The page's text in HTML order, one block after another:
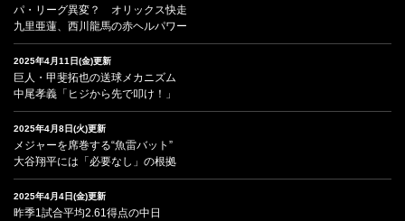
パ・リーグ異変？ オリックス快走
九里亜蓮、西川龍馬の赤ヘルパワー
2025年4月11日(金)更新
巨人・甲斐拓也の送球メカニズム
中尾孝義「ヒジから先で叩け！」
2025年4月8日(火)更新
メジャーを席巻する“魚雷バット”
大谷翔平には「必要なし」の根拠
2025年4月4日(金)更新
昨季1試合平均2.61得点の中日